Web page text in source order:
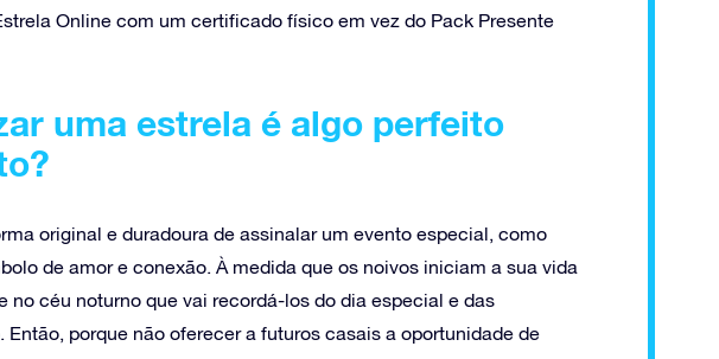
Online com um certificado físico em vez do Pack Presente
uma estrela é algo perfeito
original e duradoura de assinalar um evento especial, como
de amor e conexão. À medida que os noivos iniciam a sua vida
no céu noturno que vai recordá-los do dia especial e das
porque não oferecer a futuros casais a oportunidade de